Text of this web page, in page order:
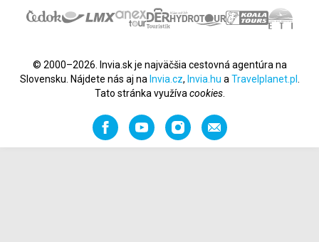
© 2000–2026. Invia.sk je najväčšia cestovná agentúra na
Slovensku. Nájdete nás aj na Invia.cz, Invia.hu a Travelplanet.pl
Tato stránka využíva cookies.
FacebookYouTubeInstagramOdporučiť